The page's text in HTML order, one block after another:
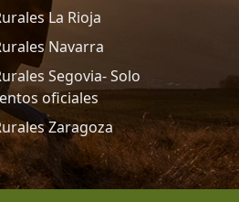
La Rioja
Navarra
Segovia- Solo
oficiales
Zaragoza